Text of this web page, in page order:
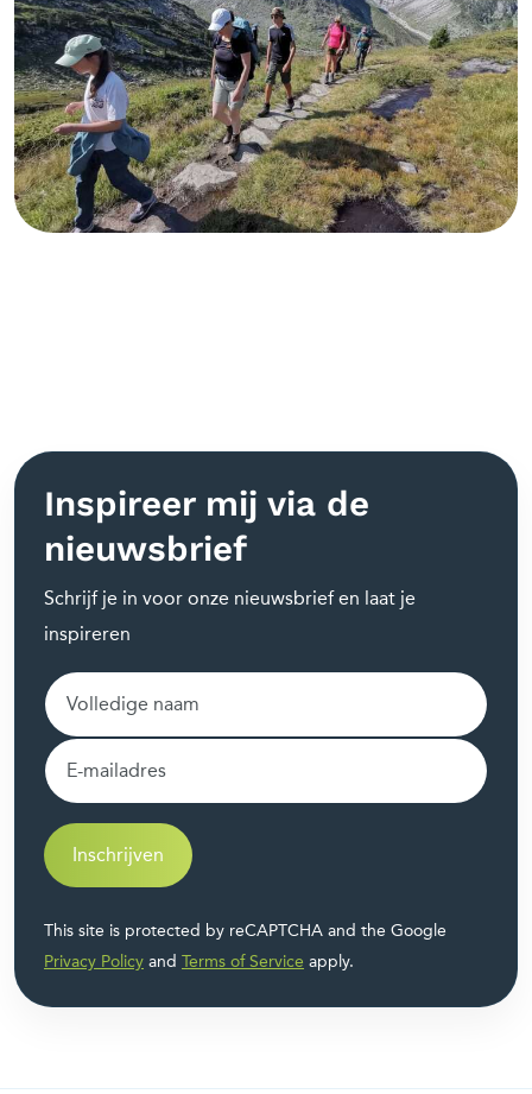
Inspireer mij via de
nieuwsbrief
Schrijf je in voor onze nieuwsbrief en laat je
inspireren
Inschrijven
This site is protected by reCAPTCHA and the Google
Privacy Policy and Terms of Service apply.